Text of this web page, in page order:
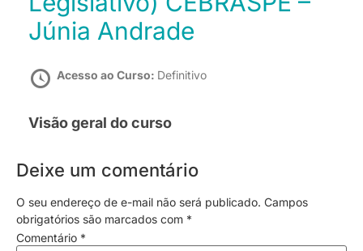
Júnia Andrade
Acesso ao Curso: Definitivo
Visão geral do curso
Deixe um comentário
O seu endereço de e-mail não será publicado. Campos
obrigatórios são marcados com *
Comentário *